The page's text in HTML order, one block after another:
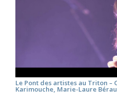
Le Pont des artistes au Triton –
Karimouche, Marie-Laure